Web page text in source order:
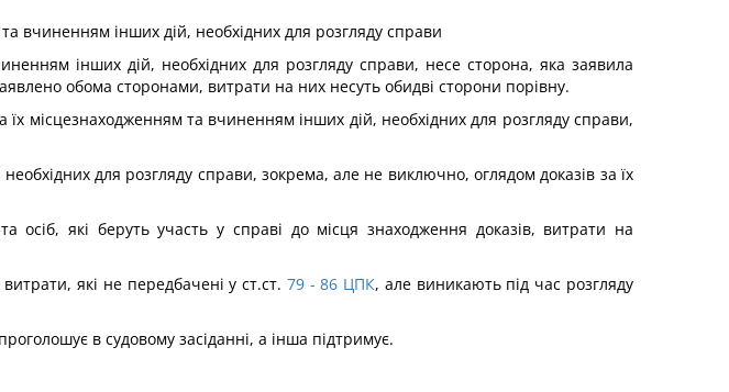
вчиненням інших дій, необхідних для розгляду справи
інших дій, необхідних для розгляду справи, несе сторона, яка заявила
обома сторонами, витрати на них несуть обидві сторони порівну.
місцезнаходженням та вчиненням інших дій, необхідних для розгляду справи,
для розгляду справи, зокрема, але не виключно, оглядом доказів за їх
осіб, які беруть участь у справі до місця знаходження доказів, витрати на
які не передбачені у ст.ст. 79 - 86 ЦПК, але виникають під час розгляду
в судовому засіданні, а інша підтримує.